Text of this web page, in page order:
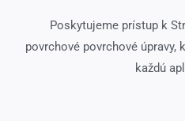
Poskytujeme prístup k
povrchové povrchové
každú